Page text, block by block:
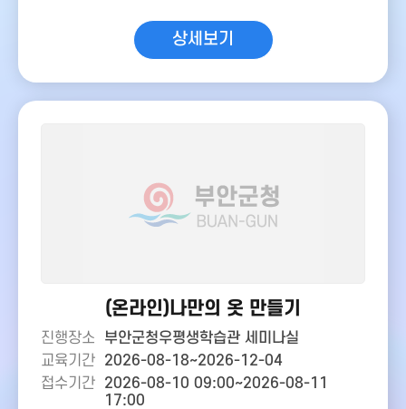
상세보기
(온라인)나만의 옷 만들기
진행장소
부안군청우평생학습관 세미나실
교육기간
2026-08-18~2026-12-04
접수기간
2026-08-10 09:00~2026-08-11
17:00